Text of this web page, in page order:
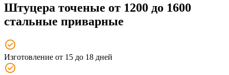
Штуцера точеные от 1200 до 1600
стальные приварные
Изготовление от 15 до 18 дней